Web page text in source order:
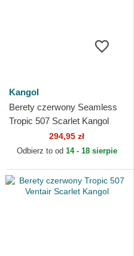
Kangol
Berety czerwony Seamless
Tropic 507 Scarlet Kangol
294,95 zł
Odbierz to od 14 - 18 sierpie